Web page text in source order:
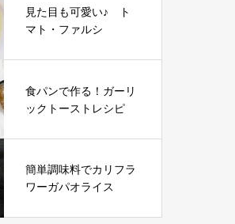
見た目も可愛い♪ ト
マト・ファルシ
食パンで作る！ガーリ
ックトーストレシピ
簡単調味料でカリフラ
ワーガパオライス